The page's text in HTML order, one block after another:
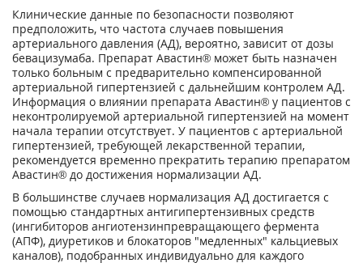
Клинические данные по безопасности позволяют
предположить, что частота случаев повышения
артериального давления (АД), вероятно, зависит от дозы
бевацизумаба. Препарат Авастин® может быть назначен
только больным с предварительно компенсированной
артериальной гипертензией с дальнейшим контролем АД.
Информация о влиянии препарата Авастин® у пациентов с
неконтролируемой артериальной гипертензией на момент
начала терапии отсутствует. У пациентов с артериальной
гипертензией, требующей лекарственной терапии,
рекомендуется временно прекратить терапию препаратом
Авастин® до достижения нормализации АД.
В большинстве случаев нормализация АД достигается с
помощью стандартных антигипертензивных средств
(ингибиторов ангиотензинпревращающего фермента
(АПФ), диуретиков и блокаторов "медленных" кальциевых
каналов), подобранных индивидуально для каждого